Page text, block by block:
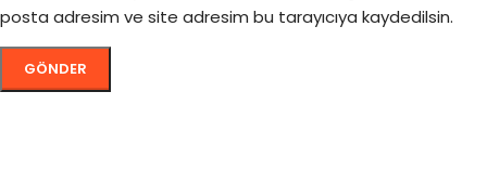
posta adresim ve site adresim bu tarayıcıya kaydedilsin.